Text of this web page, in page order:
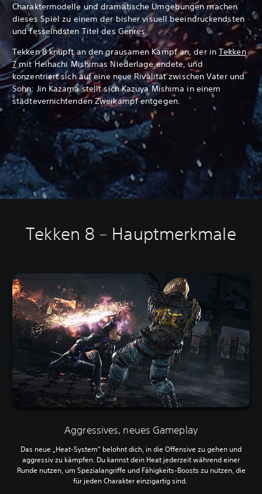
Charaktermodelle und dramatische Umgebungen machen
dieses Spiel zu einem der bisher visuell beeindruckendsten
und fesselndsten Titel des Genres.
Tekken 8 knüpft an den grausamen Kampf an, der inTekken
7mit Heihachi Mishimas Niederlage endete, und
konzentriert sich auf eine neue Rivalität zwischen Vater und
Sohn: Jin Kazama stellt sich Kazuya Mishima in einem
städtevernichtenden Zweikampf entgegen.
Tekken 8 – Hauptmerkmale
Aggressives, neues Gameplay
Das neue „Heat-System“ belohnt dich, in die Offensive zu gehen und
aggressiv zu kämpfen. Du kannst dein Heat jederzeit während einer
Runde nutzen, um Spezialangriffe und Fähigkeits-Boosts zu nutzen, die
für jeden Charakter einzigartig sind.